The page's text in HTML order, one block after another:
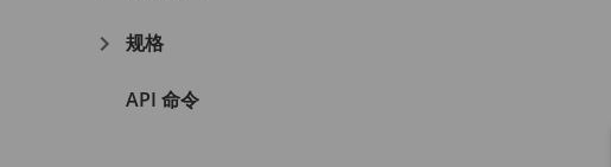
规格
API 命令